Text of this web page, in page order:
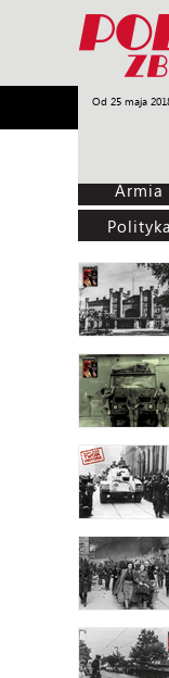
Od 25 maja
Armia
Armia
Polityka